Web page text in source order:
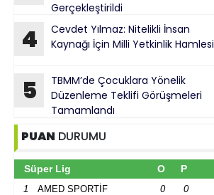
Gerçekleştirildi
4
Cevdet Yılmaz: Nitelikli İnsan
Kaynağı İçin Milli Yetkinlik Hamlesi
5
TBMM’de Çocuklara Yönelik
Düzenleme Teklifi Görüşmeleri
Tamamlandı
PUAN DURUMU
Süper Lig O P
1
AMED SPORTİF
0 0